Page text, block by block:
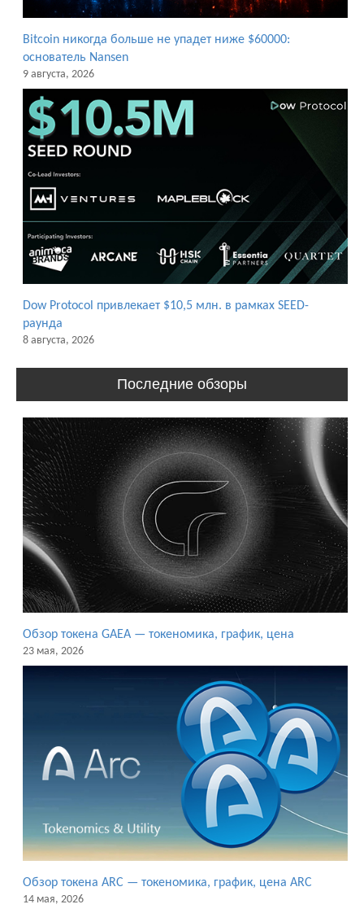
Bitcoin никогда больше не упадет ниже $60000:
основатель Nansen
9 августа, 2026
Dow Protocol привлекает $10,5 млн. в рамках SEED-
раунда
8 августа, 2026
Последние обзоры
Обзор токена GAEA — токеномика, график, цена
23 мая, 2026
Обзор токена ARC — токеномика, график, цена ARC
14 мая, 2026